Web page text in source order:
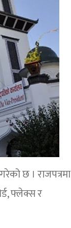
छ । राजपत्रमा
फ्लेक्स र